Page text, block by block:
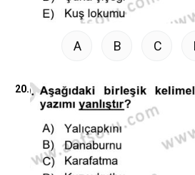
A B C
20.